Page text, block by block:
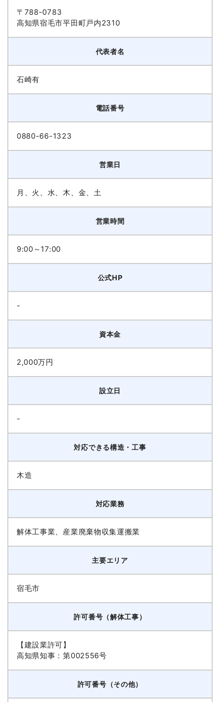
〒788-0783
高知県宿毛市平田町戸内2310
代表者名
石崎有
電話番号
0880-66-1323
営業日
月、火、水、木、金、土
営業時間
9:00～17:00
公式HP
-
資本金
2,000万円
設立日
-
対応できる構造・工事
木造
対応業務
解体工事業、産業廃棄物収集運搬業
主要エリア
宿毛市
許可番号（解体工事）
【建設業許可】
高知県知事：第002556号
許可番号（その他）